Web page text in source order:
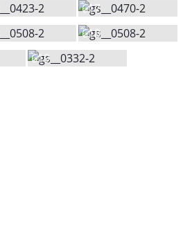
617
618
619